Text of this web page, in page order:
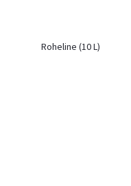
Roheline (10 L)